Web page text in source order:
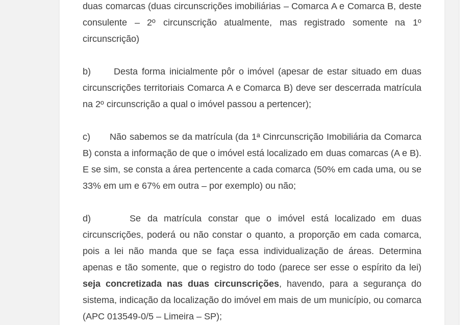
duas comarcas (duas circunscrições imobiliárias – Comarca A e Comarca B, deste
consulente – 2º circunscrição atualmente, mas registrado somente na 1º
circunscrição)
b) Desta forma inicialmente pôr o imóvel (apesar de estar situado em duas
circunscrições territoriais Comarca A e Comarca B) deve ser descerrada matrícula
na 2º circunscrição a qual o imóvel passou a pertencer);
c) Não sabemos se da matrícula (da 1ª Cinrcunscrição Imobiliária da Comarca
B) consta a informação de que o imóvel está localizado em duas comarcas (A e B).
E se sim, se consta a área pertencente a cada comarca (50% em cada uma, ou se
33% em um e 67% em outra – por exemplo) ou não;
d) Se da matrícula constar que o imóvel está localizado em duas
circunscrições, poderá ou não constar o quanto, a proporção em cada comarca,
pois a lei não manda que se faça essa individualização de áreas. Determina
apenas e tão somente, que o registro do todo (parece ser esse o espírito da lei)
seja concretizada nas duas circunscrições, havendo, para a segurança do
sistema, indicação da localização do imóvel em mais de um município, ou comarca
(APC 013549-0/5 – Limeira – SP);